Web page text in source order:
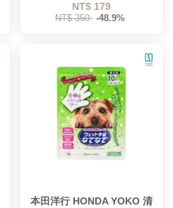
NT$ 179
NT$ 350 -48.9%
本田洋行 HONDA YOKO 清